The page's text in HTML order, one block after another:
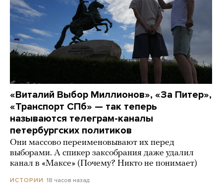
«Виталий Выбор Миллионов», «За Питер»,
«Транспорт СПб» — так теперь
называются телеграм-каналы
петербургских политиков
Они массово переименовывают их перед
выборами. А спикер заксобрания даже удалил
канал в «Максе» (Почему? Никто не понимает)
ИСТОРИИ 18 часов назад